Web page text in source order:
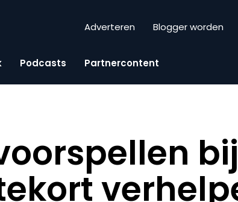
Adverteren Blogger worden
Podcasts Partnercontent
bij